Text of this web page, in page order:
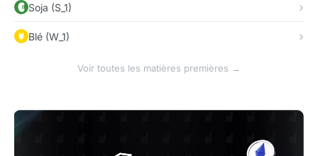
Soja (S_1)
Blé (W_1)
Voir toutes les matières premières →